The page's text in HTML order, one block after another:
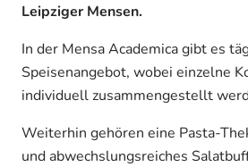
Leipziger Mensen.
In der Mensa Academica gibt es
Speisenangebot, wobei einzelne
individuell zusammengestellt
Weiterhin gehören eine Pasta-
und abwechslungsreiches